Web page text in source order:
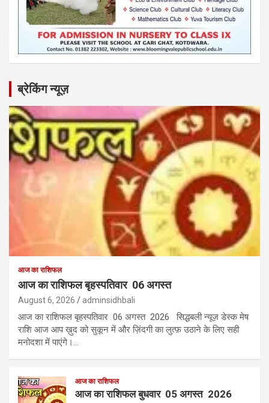
ब्रेकिंग न्यूज़
आज का राशिफल
आज का राशिफल बृहस्पतिवार 06 अगस्त
August 6, 2026 adminsidhbali
आज का राशिफल बृहस्पतिवार 06 अगस्त 2026 सिद्धबली न्यूज़ डेस्क मेष
राशि आज आप ख़ुद को सुकून में और ज़िंदगी का लुत्फ़ उठाने के लिए सही
मनोदशा में पाएंगे।…
आज का राशिफल
आज का राशिफल बुधवार 05 अगस्त 2026